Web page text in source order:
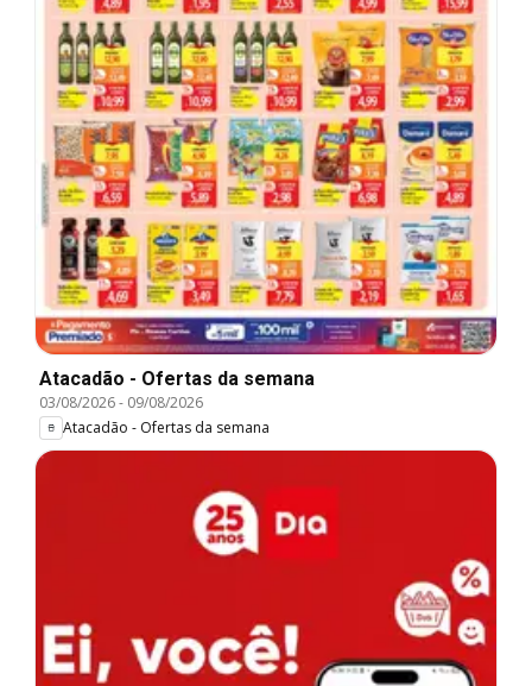
Atacadão - Ofertas da semana
03/08/2026- 09/08/2026
Atacadão - Ofertas da semana